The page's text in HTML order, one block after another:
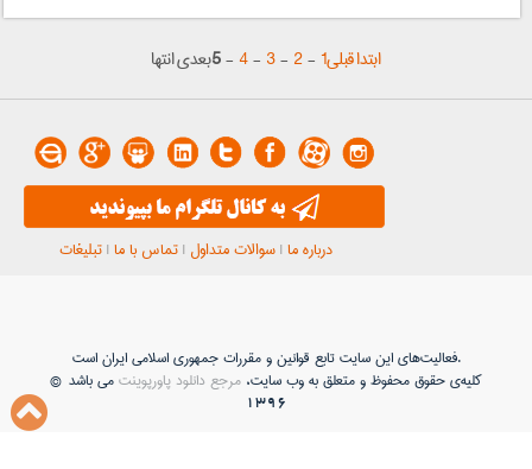
ابتداقبلی1
-
2
-
3
-
4
-
5بعدی انتها
درباره ما |سوالات متداول |تماس با ما |تبلیغات
فعاليت‌های اين سايت تابع قوانين و مقررات جمهوری اسلامی ايران است.
کلیه‌ی حقوق محفوظ و متعلق به وب سایت،مرجع دانلود پاورپوینتمی باشد ©
1396